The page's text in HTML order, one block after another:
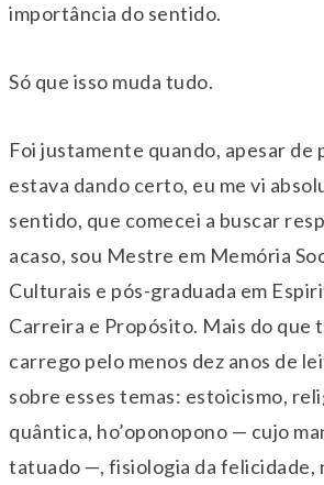
importância do sentido.
Só que isso muda tudo.
Foi justamente quando, apesar de
estava dando certo, eu me vi
sentido, que comecei a buscar
acaso, sou Mestre em Memória
Culturais e pós-graduada em
Carreira e Propósito. Mais do que
carrego pelo menos dez anos de
sobre esses temas: estoicismo,
quântica, ho’oponopono — cujo
tatuado —, fisiologia da felicidade,